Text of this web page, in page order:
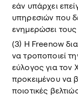
εάν υπάρχει
υπηρεσιών που
ενημερώσει
(3) Η Freenow
να τροποποιεί
εύλογος για τον
προκειμένου να
ποιοτικές